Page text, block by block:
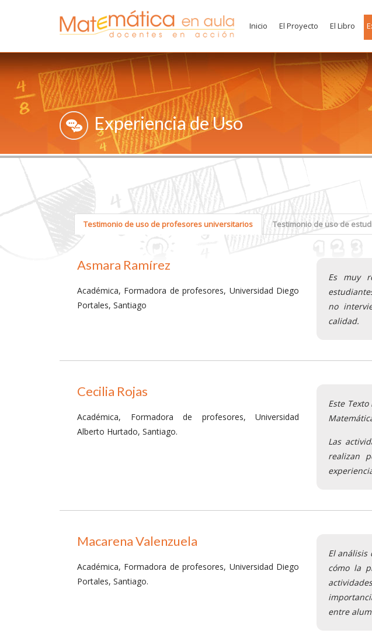
Inicio El Proyecto El Libro
Experiencia de Uso
Testimonio de uso de profesores universitarios Testimonio de uso de
Asmara Ramírez
Académica, Formadora de profesores, Universidad Diego
Portales, Santiago
Es muy
no
calidad.
Cecilia Rojas
Académica, Formadora de profesores, Universidad
Alberto Hurtado, Santiago.
Este
Las
realizan
Macarena Valenzuela
Académica, Formadora de profesores, Universidad Diego
Portales, Santiago.
El análisis
cómo la
entre